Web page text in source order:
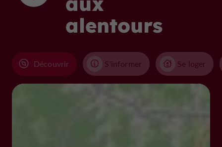
alentours
Découvrir S'informer Se loger